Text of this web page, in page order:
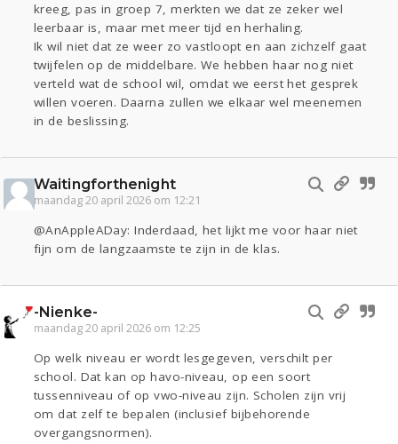
kreeg, pas in groep 7, merkten we dat ze zeker wel
leerbaar is, maar met meer tijd en herhaling.
Ik wil niet dat ze weer zo vastloopt en aan zichzelf gaat
twijfelen op de middelbare. We hebben haar nog niet
verteld wat de school wil, omdat we eerst het gesprek
willen voeren. Daarna zullen we elkaar wel meenemen
in de beslissing.
Waitingforthenight
maandag 20 april 2026 om 12:21
@AnAppleADay: Inderdaad, het lijkt me voor haar niet
fijn om de langzaamste te zijn in de klas.
-Nienke-
maandag 20 april 2026 om 12:25
Op welk niveau er wordt lesgegeven, verschilt per
school. Dat kan op havo-niveau, op een soort
tussenniveau of op vwo-niveau zijn. Scholen zijn vrij
om dat zelf te bepalen (inclusief bijbehorende
overgangsnormen).